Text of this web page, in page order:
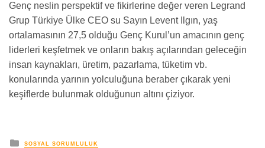
Genç neslin perspektif ve fikirlerine değer veren Legrand
Grup Türkiye Ülke CEO su Sayın Levent Ilgın, yaş
ortalamasının 27,5 olduğu Genç Kurul’un amacının genç
liderleri keşfetmek ve onların bakış açılarından geleceğin
insan kaynakları, üretim, pazarlama, tüketim vb.
konularında yarının yolculuğuna beraber çıkarak yeni
keşiflerde bulunmak olduğunun altını çiziyor.
yayınlanan
SOSYAL SORUMLULUK